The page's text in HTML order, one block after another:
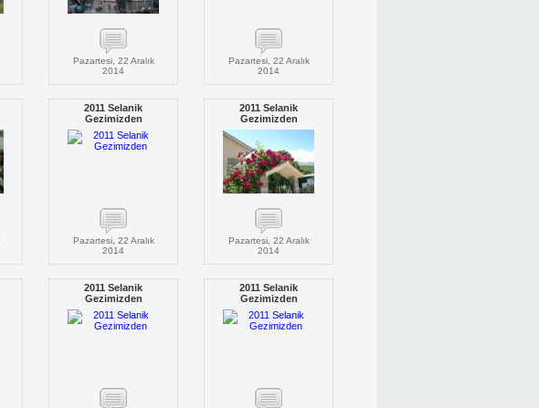
Pazartesi, 22 Aralık
2014
Pazartesi, 22 Aralık
2014
2011 Selanik
Gezimizden
Pazartesi, 22 Aralık
2014
2011 Selanik
Gezimizden
Pazartesi, 22 Aralık
2014
2011 Selanik
Gezimizden
2011 Selanik
Gezimizden